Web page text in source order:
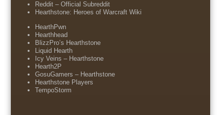
Reddit – Official Subreddit
Hearthstone: Heroes of Warcraft Wiki
HearthPwn
Hearthhead
BlizzPro’s Hearthstone
Liquid Hearth
Icy Veins – Hearthstone
Hearth2P
GosuGamers – Hearthstone
Hearthstone Players
TempoStorm